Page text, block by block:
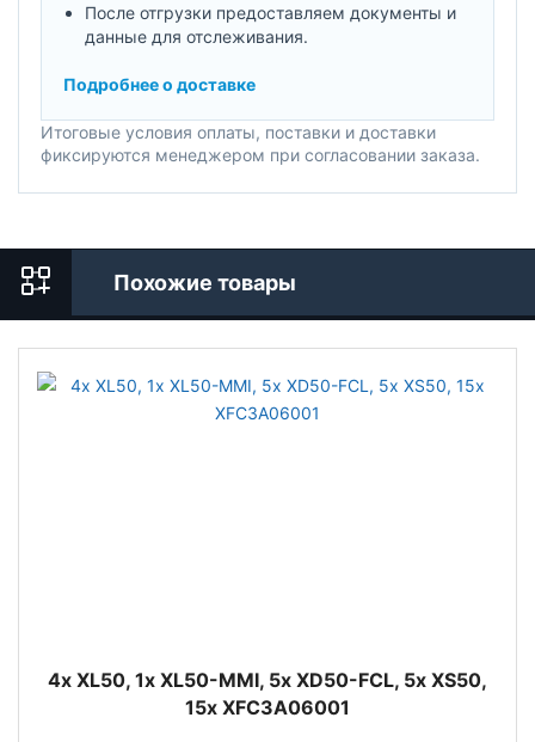
После отгрузки предоставляем документы и
данные для отслеживания.
Подробнее о доставке
Итоговые условия оплаты, поставки и доставки
фиксируются менеджером при согласовании заказа.
Похожие товары
4x XL50, 1x XL50-MMI, 5x XD50-FCL, 5x XS50,
15x XFC3A06001